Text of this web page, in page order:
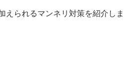
えられるマンネリ対策を紹介しま